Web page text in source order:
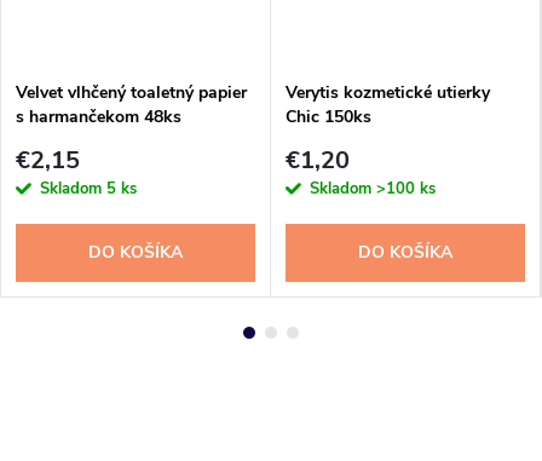
Velvet vlhčený toaletný papier
s harmančekom 48ks
€2,15
Skladom 5 ks
DO KOŠÍKA
Verytis kozmetické utierky
Chic 150ks
€1,20
Skladom >100 ks
DO KOŠÍKA